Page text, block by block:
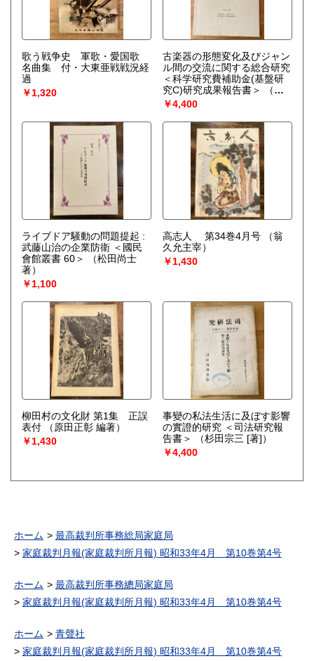
歌う戦争史 軍歌・愛国歌
名曲集 付・大東亜戦戦況経
過
￥1,320
古楽器の形態変化及びジャン
ル間の交流に関する総合研究
＜科学研究費補助金(基盤研
究C)研究成果報告書＞
（高
桑いづみ研究代表）
￥4,400
ライブドア騒動の問題提起 :
武藤山治の企業防衛 ＜國民
會館叢書 60＞
（松田尚士
著）
￥1,100
高志人 第34巻4月号
（翁
久允主宰）
￥1,430
柳田村の文化財 第1集 正誤
表付
（原田正彰 編著）
￥1,430
事變の私法生活に及ぼす影響
の實證的研究 ＜司法研究報
告書＞
（杉田宗三 [著]）
￥4,400
ホーム
最高裁判所事務総局家庭局
家庭裁判月報(家庭裁判所月報) 昭和33年4月 第10巻第4号
ホーム
最高裁判所事務總局家庭局
家庭裁判月報(家庭裁判所月報) 昭和33年4月 第10巻第4号
ホーム
青聲社
家庭裁判月報(家庭裁判所月報) 昭和33年4月 第10巻第4号